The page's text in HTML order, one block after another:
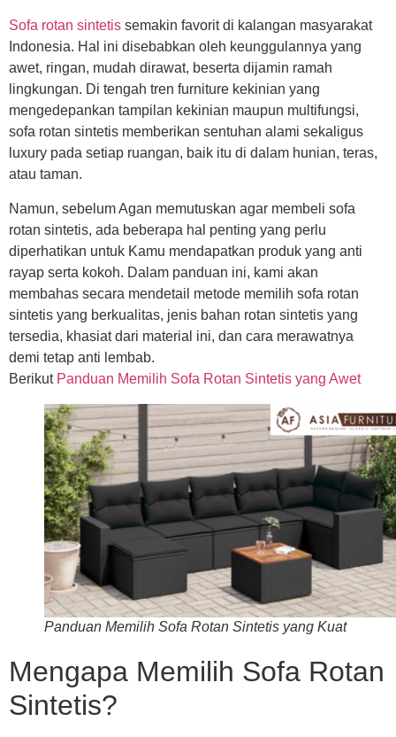
Sofa rotan sintetis semakin favorit di kalangan masyarakat
Indonesia. Hal ini disebabkan oleh keunggulannya yang
awet, ringan, mudah dirawat, beserta dijamin ramah
lingkungan. Di tengah tren furniture kekinian yang
mengedepankan tampilan kekinian maupun multifungsi,
sofa rotan sintetis memberikan sentuhan alami sekaligus
luxury pada setiap ruangan, baik itu di dalam hunian, teras,
atau taman.
Namun, sebelum Agan memutuskan agar membeli sofa
rotan sintetis, ada beberapa hal penting yang perlu
diperhatikan untuk Kamu mendapatkan produk yang anti
rayap serta kokoh. Dalam panduan ini, kami akan
membahas secara mendetail metode memilih sofa rotan
sintetis yang berkualitas, jenis bahan rotan sintetis yang
tersedia, khasiat dari material ini, dan cara merawatnya
demi tetap anti lembab.
Berikut Panduan Memilih Sofa Rotan Sintetis yang Awet
Panduan Memilih Sofa Rotan Sintetis yang Kuat
Mengapa Memilih Sofa Rotan
Sintetis?